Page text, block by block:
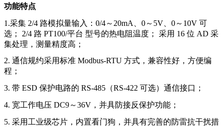
功能特点
1.采集 2/4 路模拟量输入：0/4～20mA、0～5V、0～10V 可
选； 2/4 路 PT100/平台 型号的热电阻温度； 采用 16 位 AD 采
集处理，测量精度高；
2. 通信规约采用标准 Modbus-RTU 方式，兼容性好，方便编
程；
3. 带 ESD 保护电路的 RS-485（RS-422 可选）通信接口；
4. 宽工作电压 DC9～36V，并具防接反保护功能；
5. 采用工业级芯片，内置看门狗，并具有完善的防雷抗干扰措